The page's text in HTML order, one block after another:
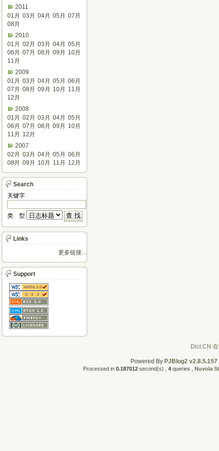
2011
01月 03月 04月 05月 07月
08月
2010
01月 02月 03月 04月 05月
06月 07月 08月 09月
10月
11月
2009
01月 03月 04月 05月 06月
07月 08月 09月 10月
11月
12月
2008
01月 02月 03月 04月 05月
06月 07月 08月 09月
10月
11月
12月
2007
02月 03月 04月 05月 06月
08月 09月 10月 11月 12月
Search
关键字
类 型
Links
更多链接…
Support
Powered By PJBlog2 v2.8.5.157
Processed in 0.187012 second(s) , 4 queries , Nuvola